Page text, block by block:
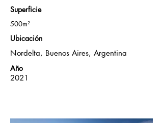
Superficie
500m²
Ubicación
Nordelta, Buenos Aires, Argentina
Año
2021